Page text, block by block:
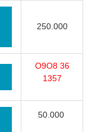
250.000
O9O8 36
1357
50.000